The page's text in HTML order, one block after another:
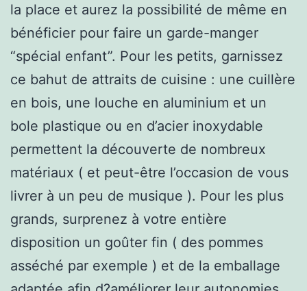
la place et aurez la possibilité de même en
bénéficier pour faire un garde-manger
“spécial enfant”. Pour les petits, garnissez
ce bahut de attraits de cuisine : une cuillère
en bois, une louche en aluminium et un
bole plastique ou en d’acier inoxydable
permettent la découverte de nombreux
matériaux ( et peut-être l’occasion de vous
livrer à un peu de musique ). Pour les plus
grands, surprenez à votre entière
disposition un goûter fin ( des pommes
asséché par exemple ) et de la emballage